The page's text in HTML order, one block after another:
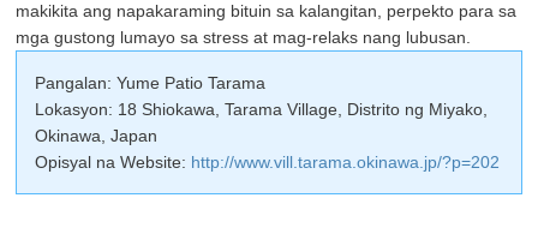
makikita ang napakaraming bituin sa kalangitan, perpekto para sa
mga gustong lumayo sa stress at mag-relaks nang lubusan.
Pangalan: Yume Patio Tarama
Lokasyon: 18 Shiokawa, Tarama Village, Distrito ng Miyako,
Okinawa, Japan
Opisyal na Website: http://www.vill.tarama.okinawa.jp/?p=202